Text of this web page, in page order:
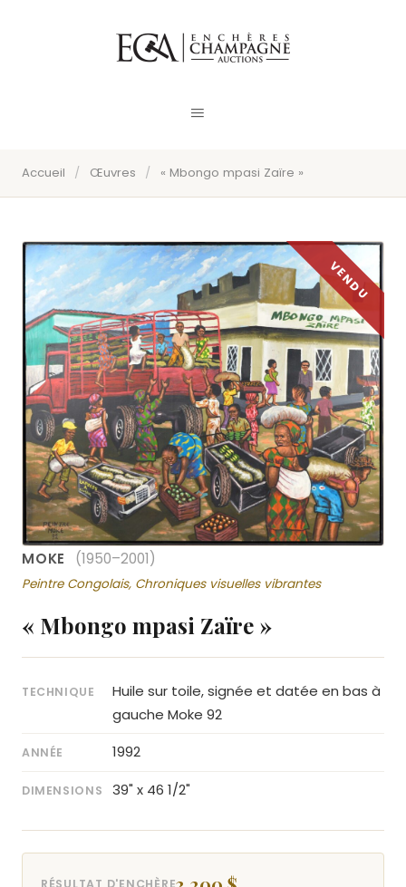
Accueil / Œuvres / « Mbongo mpasi Zaïre »
MOKE (1950–2001)
Peintre Congolais, Chroniques visuelles vibrantes
« Mbongo mpasi Zaïre »
TECHNIQUE
Huile sur toile, signée et datée en bas à
gauche Moke 92
ANNÉE 1992
DIMENSIONS 39" x 46 1/2"
RÉSULTAT D'ENCHÈRE